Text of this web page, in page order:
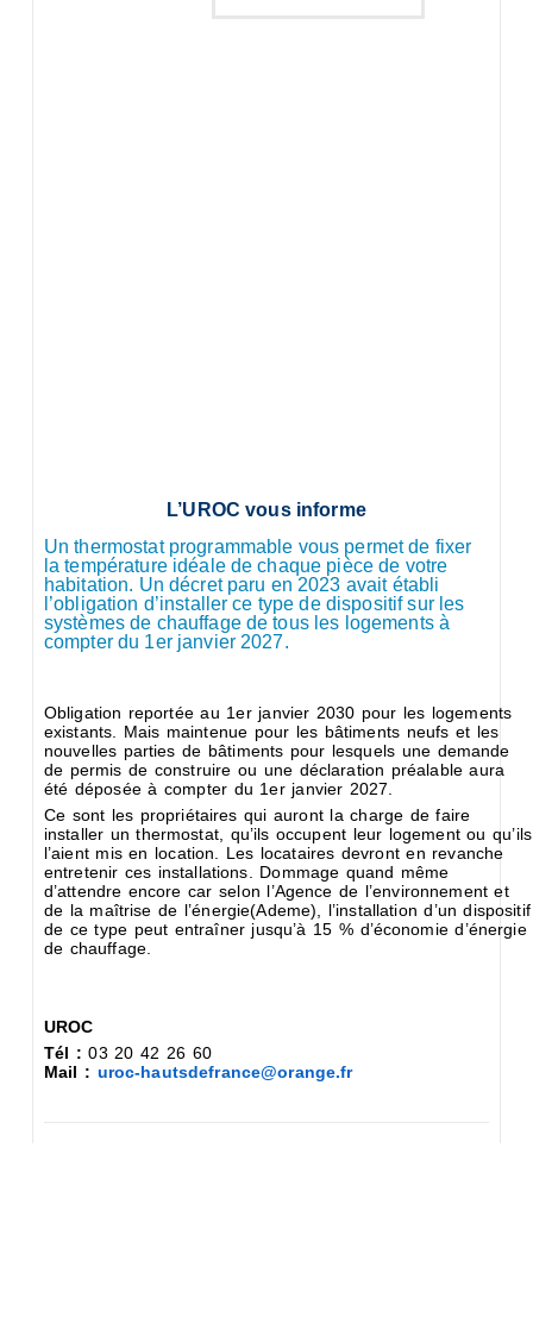
L’UROC vous informe
Un thermostat programmable vous permet de fixer
la température idéale de chaque pièce de votre
habitation. Un décret paru en 2023 avait établi
l’obligation d’installer ce type de dispositif sur les
systèmes de chauffage de tous les logements à
compter du 1er janvier 2027.
Obligation reportée au 1er janvier 2030 pour les logements
existants. Mais maintenue pour les bâtiments neufs et les
nouvelles parties de bâtiments pour lesquels une demande
de permis de construire ou une déclaration préalable aura
été déposée à compter du 1er janvier 2027.
Ce sont les propriétaires qui auront la charge de faire
installer un thermostat, qu’ils occupent leur logement ou qu’ils
l’aient mis en location. Les locataires devront en revanche
entretenir ces installations. Dommage quand même
d’attendre encore car selon l’Agence de l’environnement et
de la maîtrise de l’énergie(Ademe), l’installation d’un dispositif
de ce type peut entraîner jusqu’à 15 % d’économie d’énergie
de chauffage.
UROC
Tél : 03 20 42 26 60
Mail : uroc-hautsdefrance@orange.fr